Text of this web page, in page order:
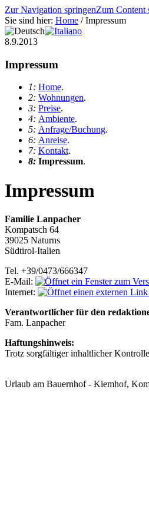
Zur Navigation springenZum Content
Sie sind hier: Home / Impressum
8.9.2013
Impressum
1: Home.
2: Wohnungen.
3: Preise.
4: Ambiente.
5: Anfrage/Buchung.
6: Anreise.
7: Kontakt.
8: Impressum.
Impressum
Familie Lanpacher
Kompatsch 64
39025 Naturns
Südtirol-Italien
Tel. +39/0473/666347
E-Mail:
Internet:
Verantwortlicher für den
Fam. Lanpacher
Haftungshinweis:
Trotz sorgfältiger inhaltlicher
Urlaub am Bauernhof - Kiemhof,